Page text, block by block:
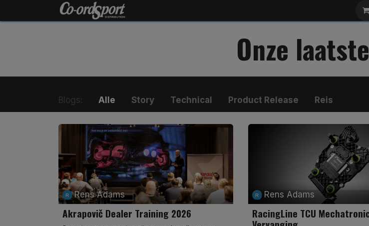
Overslaan naar inhoud
Onze
Blogs: Alle Story Technical Product Release Reis
Rens Adams
Akrapovič Dealer Training 2026
Rens Adams
RacingLine TCU